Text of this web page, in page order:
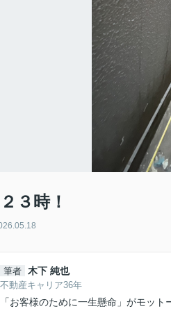
３時！
筆者 木下 純也
不動産キャリア36年
「お客様のために一生懸命」がモット